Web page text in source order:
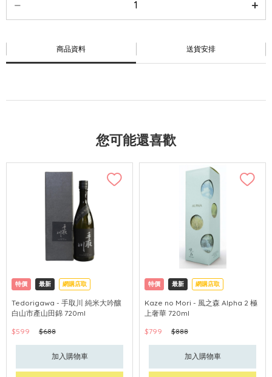
商品資料 送貨安排
您可能還喜歡
特價 最新 網購店取
Tedorigawa - 手取川 純米大吟釀
白山市產山田錦 720ml
$599
$688
加入購物車
特價 最新 網購店取
Kaze no Mori - 風之森 Alpha 2 極
上奢華 720ml
$799
$888
加入購物車